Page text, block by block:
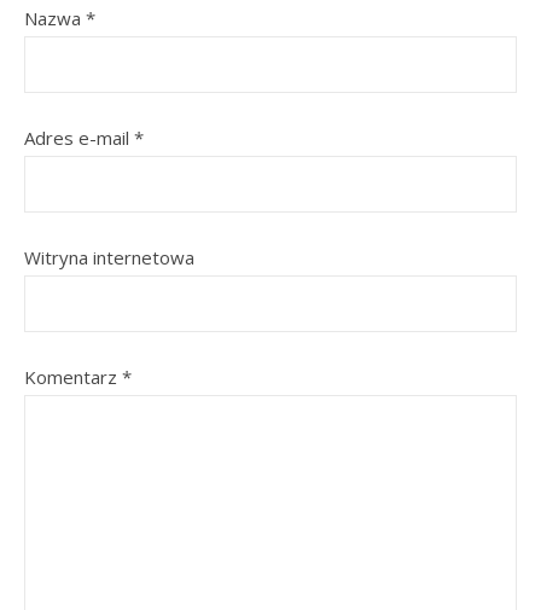
Nazwa *
Adres e-mail *
Witryna internetowa
Komentarz *